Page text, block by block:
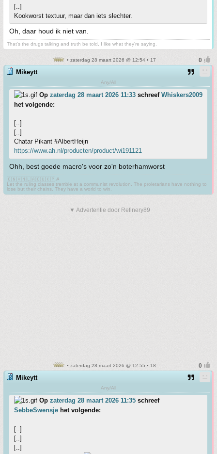
[..]
Kookworst textuur, maar dan iets slechter.
Oh, daar houd ik niet van.
That's the drugs talking and truth be told, I like what they're saying.
• zaterdag 28 maart 2026 @ 12:54 • 17
Mikeytt
Any/All
Op zaterdag 28 maart 2026 11:33 schreef Whiskers2009
het volgende:
[..]
[..]
Chatar Pikant #AlbertHeijn
https://www.ah.nl/producten/product/wi191121
Ohh, best goede macro's voor zo'n boterhamworst
🇨🇳🇻🇳🇱🇦🇨🇺🇰🇵☭
Let the ruling classes tremble at a communist revolution. The proletarians have nothing to
lose but their chains. They have a world to win.
▼ Advertentie door Refinery89
• zaterdag 28 maart 2026 @ 12:55 • 18
Mikeytt
Any/All
Op zaterdag 28 maart 2026 11:35 schreef
SebbeSwensje het volgende:
[..]
[..]
[..]